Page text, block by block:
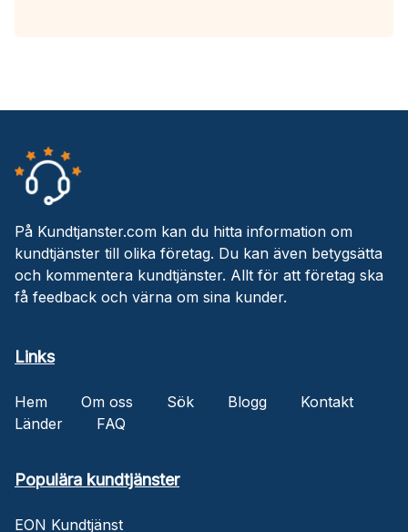
På Kundtjanster.com kan du hitta information om
kundtjänster till olika företag. Du kan även betygsätta
och kommentera kundtjänster. Allt för att företag ska
få feedback och värna om sina kunder.
Links
Hem Om oss Sök Blogg
Kontakt
Länder
FAQ
Populära kundtjänster
EON Kundtjänst